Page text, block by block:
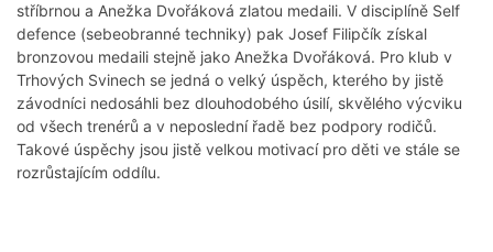
stříbrnou a Anežka Dvořáková zlatou medaili. V disciplíně Self
defence (sebeobranné techniky) pak Josef Filipčík získal
bronzovou medaili stejně jako Anežka Dvořáková. Pro klub v
Trhových Svinech se jedná o velký úspěch, kterého by jistě
závodníci nedosáhli bez dlouhodobého úsilí, skvělého výcviku
od všech trenérů a v neposlední řadě bez podpory rodičů.
Takové úspěchy jsou jistě velkou motivací pro děti ve stále se
rozrůstajícím oddílu.